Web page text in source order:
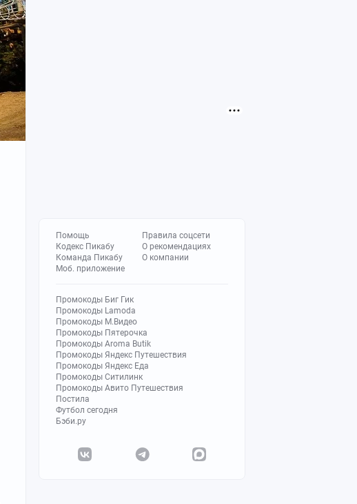
Помощь
Кодекс Пикабу
Команда Пикабу
Моб. приложение
Правила соцсети
О рекомендациях
О компании
Промокоды Биг Гик
Промокоды Lamoda
Промокоды М.Видео
Промокоды Пятерочка
Промокоды Aroma Butik
Промокоды Яндекс Путешествия
Промокоды Яндекс Еда
Промокоды Ситилинк
Промокоды Авито Путешествия
Постила
Футбол сегодня
Бэби.ру